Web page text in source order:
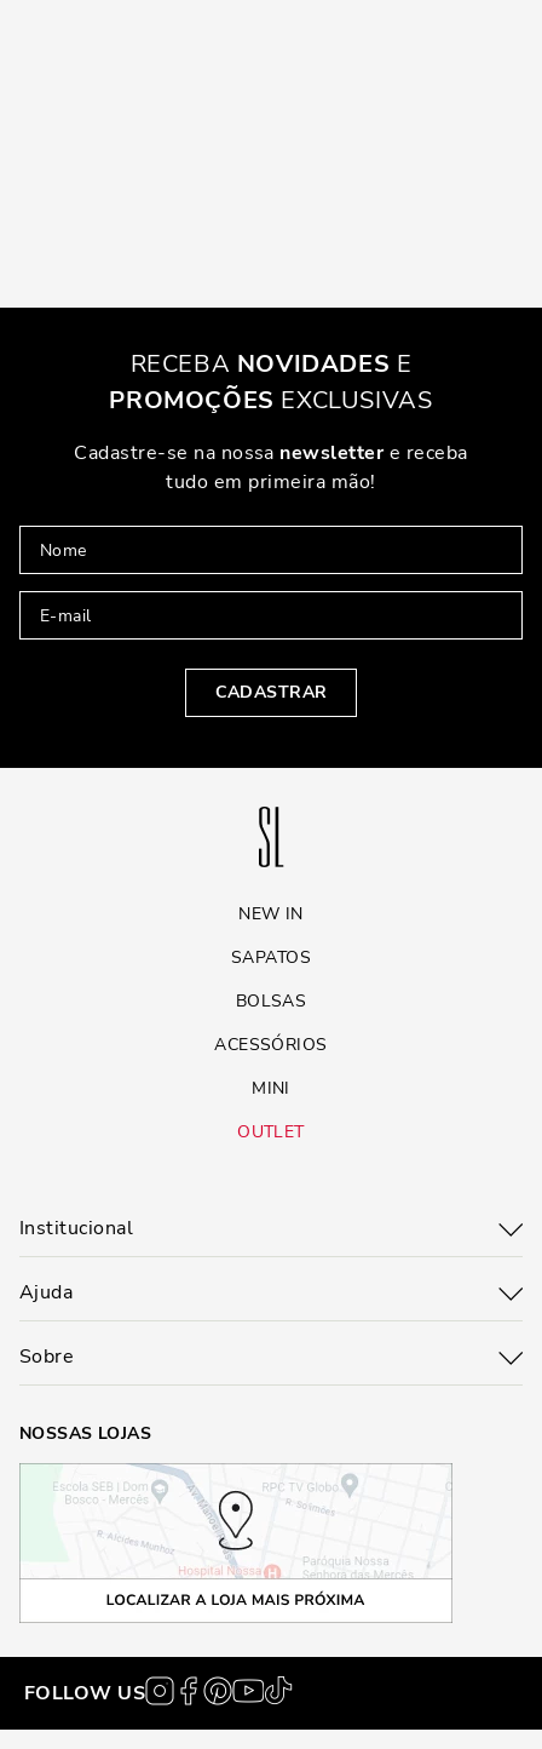
RECEBA NOVIDADES E
PROMOÇÕES EXCLUSIVAS
Cadastre-se na nossa newslettere receba
tudo em primeira mão!
CADASTRAR
NEW IN
SAPATOS
BOLSAS
ACESSÓRIOS
MINI
OUTLET
Institucional
Ajuda
Sobre
NOSSAS LOJAS
FOLLOW US